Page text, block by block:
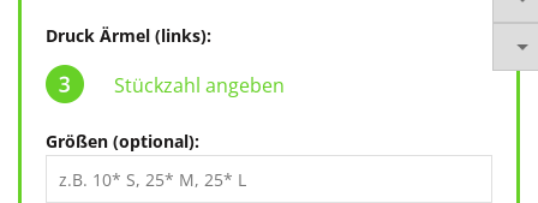
Druck Ärmel (links):
Stückzahl angeben
Größen (optional):